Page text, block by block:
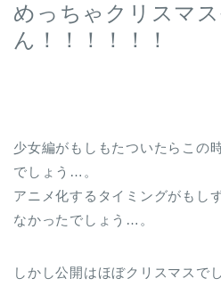
めっちゃクリスマ
ん！！！！！！
少女編がもしもたついたらこの
でしょう…。
アニメ化するタイミングがもし
なかったでしょう…。
しかし公開はほぼクリスマスでし